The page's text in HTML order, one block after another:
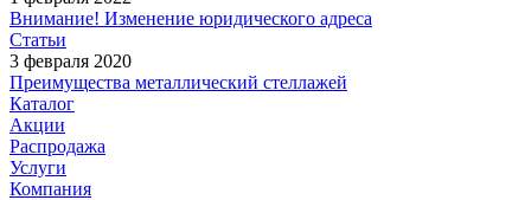
Внимание! Изменение юридического адреса
Статьи
3 февраля 2020
Преимущества металлический стеллажей
Каталог
Акции
Распродажа
Услуги
Компания